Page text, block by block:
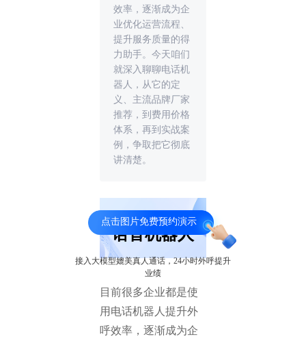
效率，逐渐成为企
业优化运营流程、
提升服务质量的得
力助手。今天咱们
就深入聊聊电话机
器人，从它的定
义、主流品牌厂家
推荐，到费用价格
体系，再到实战案
例，争取把它彻底
讲清楚。
语音机器人
接入大模型媲美真人通话，24小时外呼提升
业绩
点击图片免费预约演示
目前很多企业都是使
用电话机器人提升外
呼效率，逐渐成为企